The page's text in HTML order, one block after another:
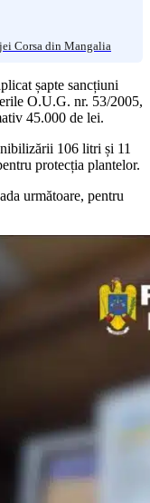
Corsa din Mangalia
șapte sancțiuni
O.U.G. nr. 53/2005,
45.000 de lei.
106 litri și 11
protecția plantelor.
următoare, pentru